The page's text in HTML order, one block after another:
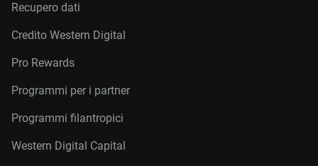
Recupero dati
Credito Western Digital
Pro Rewards
Programmi per i partner
Programmi filantropici
Western Digital Capital